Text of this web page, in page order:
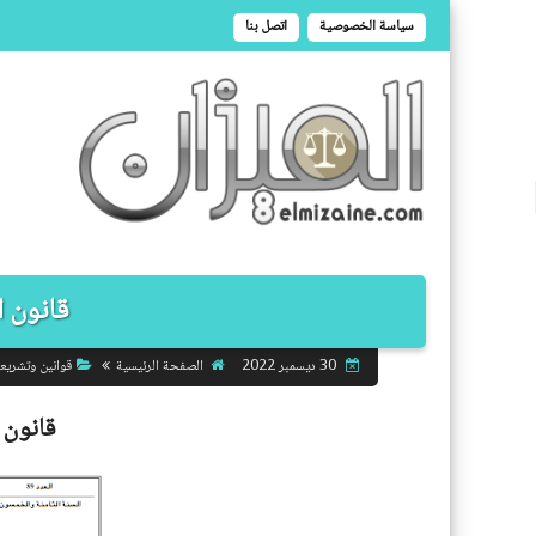
سياسة الخصوصية اتصل بنا
قانون
30 ديسمبر 2022 الصفحة الرئيسية قوانين
قانون